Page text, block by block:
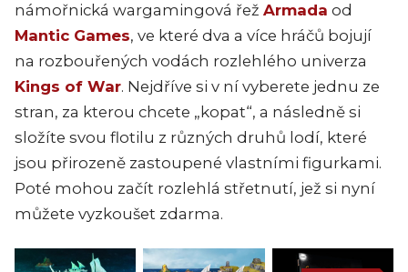
námořnická wargamingová řež Armada od
Mantic Games, ve které dva a více hráčů bojují
na rozbouřených vodách rozlehlého univerza
Kings of War. Nejdříve si v ní vyberete jednu ze
stran, za kterou chcete „kopat“, a následně si
složíte svou flotilu z různých druhů lodí, které
jsou přirozeně zastoupené vlastními figurkami.
Poté mohou začít rozlehlá střetnutí, jež si nyní
můžete vyzkoušet zdarma.